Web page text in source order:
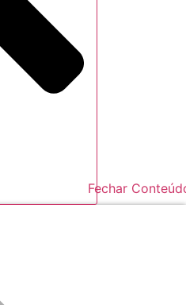
Fechar